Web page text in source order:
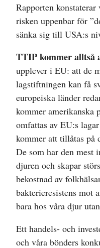
Rapporten
risken uppenbar för
sänka sig till USA:s
TTIP kommer alltså
upplever i EU: att de
lagstiftningen kan få
europeiska länder
kommer amerikanska
omfattas av EU:s
kommer att tillåtas på
De som har den mest
djuren och skapar
bekostnad av
bakterieresistens mot
bara hos våra djur
Ett handels- och
och våra bönders